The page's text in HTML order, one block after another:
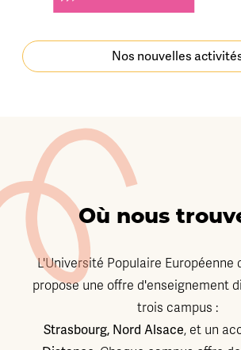
Nos nouvelles
Où nous
L'Université Populaire Européenne
propose une offre d'enseignement
trois campus :
Strasbourg, Nord Alsace, et un